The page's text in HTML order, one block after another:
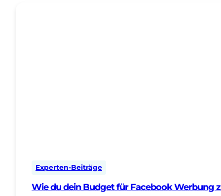
Experten-Beiträge
Wie du dein Budget für Facebook Werbung